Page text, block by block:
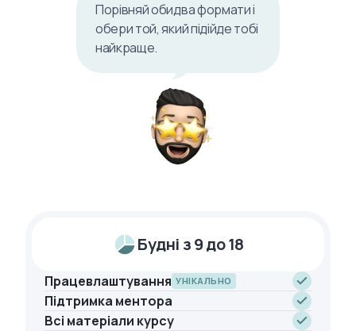
Порівняй обидва формати і
обери той, який підійде тобі
найкраще.
Будні з 9 до 18
Працевлаштування УНІКАЛЬНО
Підтримка ментора
Всі матеріали курсу